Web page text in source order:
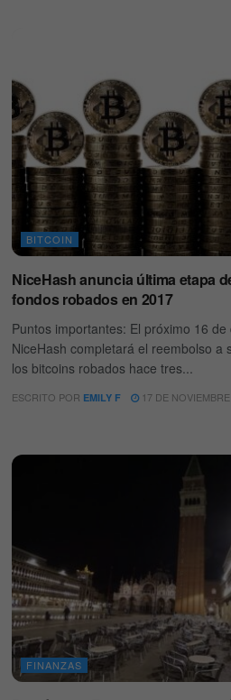
BITCOIN
NiceHash anuncia última etapa
fondos robados en 2017
Puntos importantes: El próximo 16 de
NiceHash completará el reembolso a
los bitcoins robados hace tres...
ESCRITO POR EMILY F 17 DE
FINANZAS